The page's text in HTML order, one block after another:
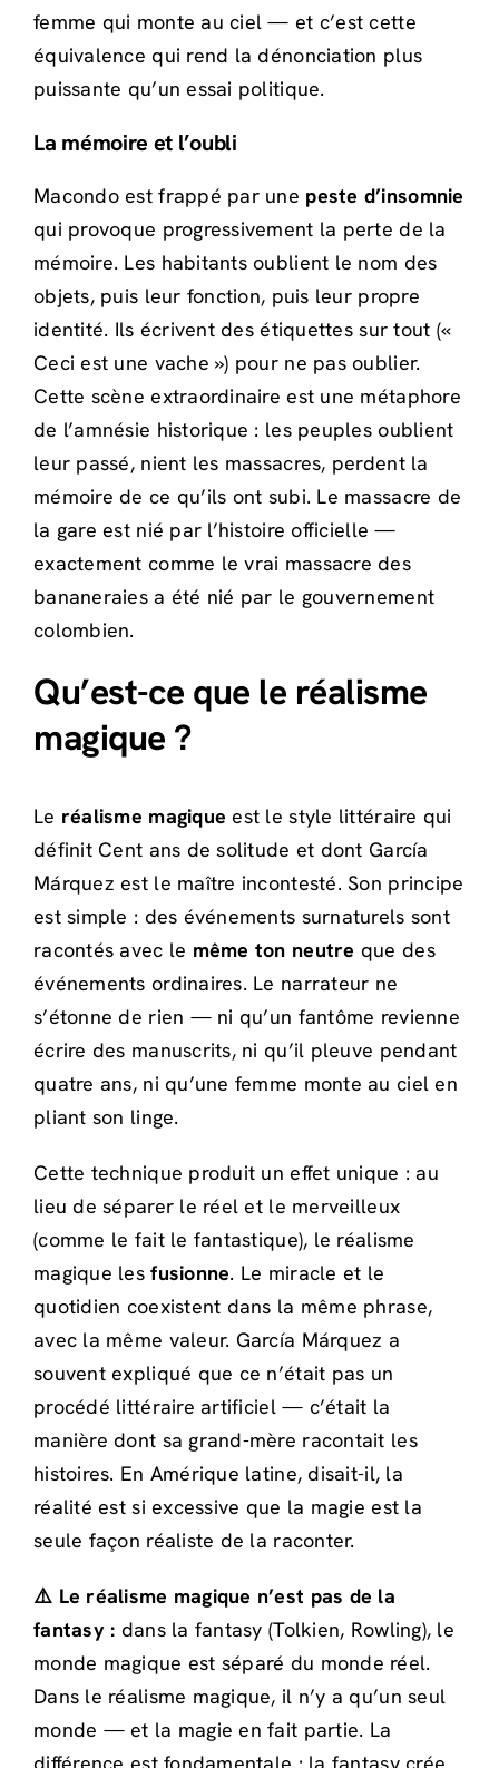
femme qui monte au ciel — et c’est cette
équivalence qui rend la dénonciation plus
puissante qu’un essai politique.
La mémoire et l’oubli
Macondo est frappé par une peste d’insomnie
qui provoque progressivement la perte de la
mémoire. Les habitants oublient le nom des
objets, puis leur fonction, puis leur propre
identité. Ils écrivent des étiquettes sur tout («
Ceci est une vache ») pour ne pas oublier.
Cette scène extraordinaire est une métaphore
de l’amnésie historique : les peuples oublient
leur passé, nient les massacres, perdent la
mémoire de ce qu’ils ont subi. Le massacre de
la gare est nié par l’histoire officielle —
exactement comme le vrai massacre des
bananeraies a été nié par le gouvernement
colombien.
Qu’est-ce que le réalisme
magique ?
Le réalisme magique est le style littéraire qui
définit Cent ans de solitude et dont García
Márquez est le maître incontesté. Son principe
est simple : des événements surnaturels sont
racontés avec le même ton neutre que des
événements ordinaires. Le narrateur ne
s’étonne de rien — ni qu’un fantôme revienne
écrire des manuscrits, ni qu’il pleuve pendant
quatre ans, ni qu’une femme monte au ciel en
pliant son linge.
Cette technique produit un effet unique : au
lieu de séparer le réel et le merveilleux
(comme le fait le fantastique), le réalisme
magique lesfusionne. Le miracle et le
quotidien coexistent dans la même phrase,
avec la même valeur. García Márquez a
souvent expliqué que ce n’était pas un
procédé littéraire artificiel — c’était la
manière dont sa grand-mère racontait les
histoires. En Amérique latine, disait-il, la
réalité est si excessive que la magie est la
seule façon réaliste de la raconter.
⚠️ Le réalisme magique n’est pas de la
fantasy : dans la fantasy (Tolkien, Rowling), le
monde magique est séparé du monde réel.
Dans le réalisme magique, il n’y a qu’un seul
monde — et la magie en fait partie. La
différence est fondamentale : la fantasy crée